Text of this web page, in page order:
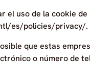
el uso de la cookie de
es/policies/privacy/.
que estas
o número de